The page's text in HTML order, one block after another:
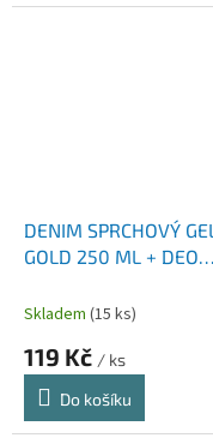
DENIM SPRCHOVÝ GEL
GOLD 250 ML + DEO
Skladem (15 ks)
119 Kč / ks
Do košíku